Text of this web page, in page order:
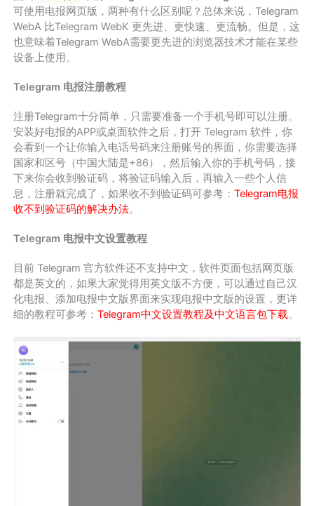
可使用电报网页版，两种有什么区别呢？总体来说，Telegram
WebA 比Telegram WebK 更先进、更快速、更流畅。但是，这
也意味着Telegram WebA需要更先进的浏览器技术才能在某些
设备上使用。
Telegram 电报注册教程
注册Telegram十分简单，只需要准备一个手机号即可以注册。
安装好电报的APP或桌面软件之后，打开 Telegram 软件，你
会看到一个让你输入电话号码来注册账号的界面，你需要选择
国家和区号（中国大陆是+86），然后输入你的手机号码，接
下来你会收到验证码，将验证码输入后，再输入一些个人信
息，注册就完成了，如果收不到验证码可参考：Telegram电报
收不到验证码的解决办法。
Telegram 电报中文设置教程
目前 Telegram 官方软件还不支持中文，软件页面包括网页版
都是英文的，如果大家觉得用英文版不方便，可以通过自己汉
化电报、添加电报中文版界面来实现电报中文版的设置，更详
细的教程可参考：Telegram中文设置教程及中文语言包下载。